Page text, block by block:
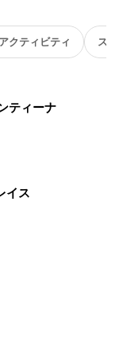
アクティビティ ス
ティーナ
イス